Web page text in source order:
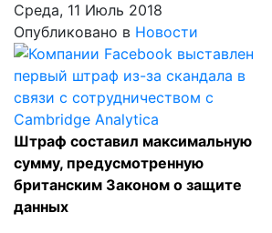
Среда, 11 Июль 2018
Опубликовано в Новости
Штраф составил максимальную
сумму, предусмотренную
британским Законом о защите
данных